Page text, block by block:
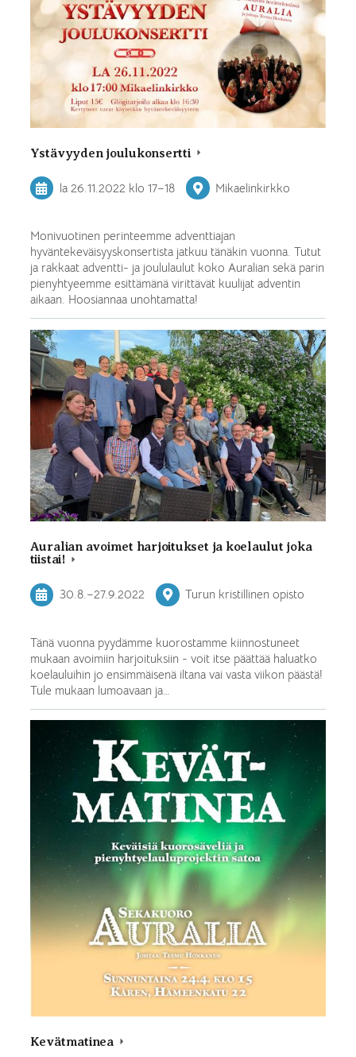
Ystävyyden joulukonsertti
la 26.11.2022 klo 17–18 Mikaelinkirkko
Monivuotinen perinteemme adventtiajan
hyväntekeväisyyskonsertista jatkuu tänäkin vuonna. Tutut
ja rakkaat adventti- ja joululaulut koko Auralian sekä parin
pienyhtyeemme esittämänä virittävät kuulijat adventin
aikaan. Hoosiannaa unohtamatta!
Auralian avoimet harjoitukset ja koelaulut joka
tiistai!
30.8.–27.9.2022 Turun kristillinen opisto
Tänä vuonna pyydämme kuorostamme kiinnostuneet
mukaan avoimiin harjoituksiin - voit itse päättää haluatko
koelauluihin jo ensimmäisenä iltana vai vasta viikon päästä!
Tule mukaan lumoavaan ja…
Kevätmatinea